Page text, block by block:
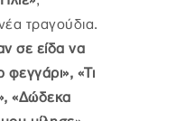
τραγούδια.
σε είδα να
«Τι
«Δώδεκα